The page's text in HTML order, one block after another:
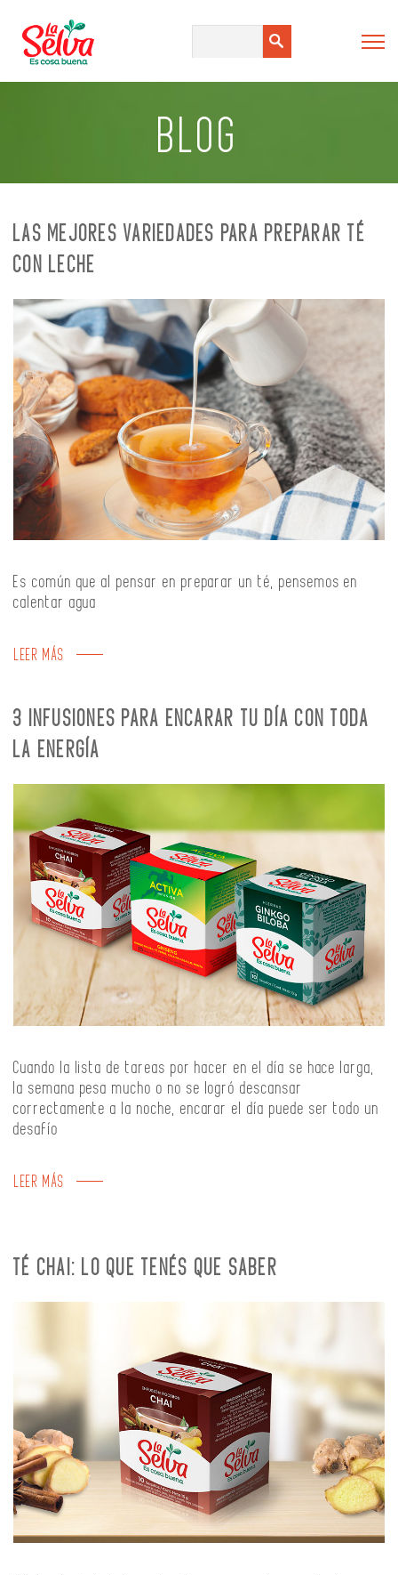
BLOG
LAS MEJORES VARIEDADES PARA PREPARAR TÉ
CON LECHE
Es común que al pensar en preparar un té, pensemos en
calentar agua
LEER MÁS
3 INFUSIONES PARA ENCARAR TU DÍA CON TODA
LA ENERGÍA
Cuando la lista de tareas por hacer en el día se hace larga,
la semana pesa mucho o no se logró descansar
correctamente a la noche, encarar el día puede ser todo un
desafío
LEER MÁS
TÉ CHAI: LO QUE TENÉS QUE SABER